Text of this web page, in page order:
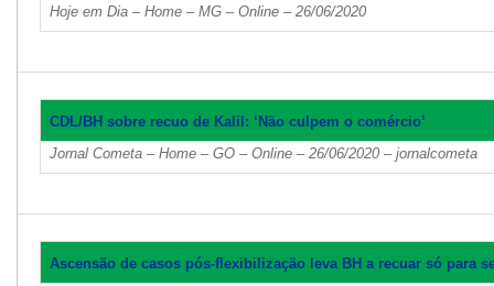
Hoje em Dia – Home – MG – Online – 26/06/2020
CDL/BH sobre recuo de Kalil: ‘Não culpem o comércio’
Jornal Cometa – Home – GO – Online – 26/06/2020 – jornalcometa
Ascensão de casos pós-flexibilização leva BH a recuar só para